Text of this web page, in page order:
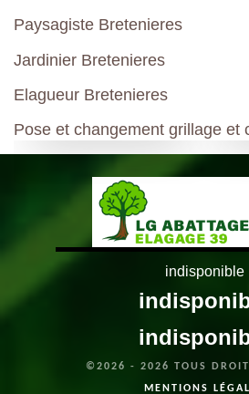
Paysagiste Bretenieres
Jardinier Bretenieres
Elagueur Bretenieres
Pose et changement grillage et
indisponible
©2026 - 2026 TOUS
MENTIONS